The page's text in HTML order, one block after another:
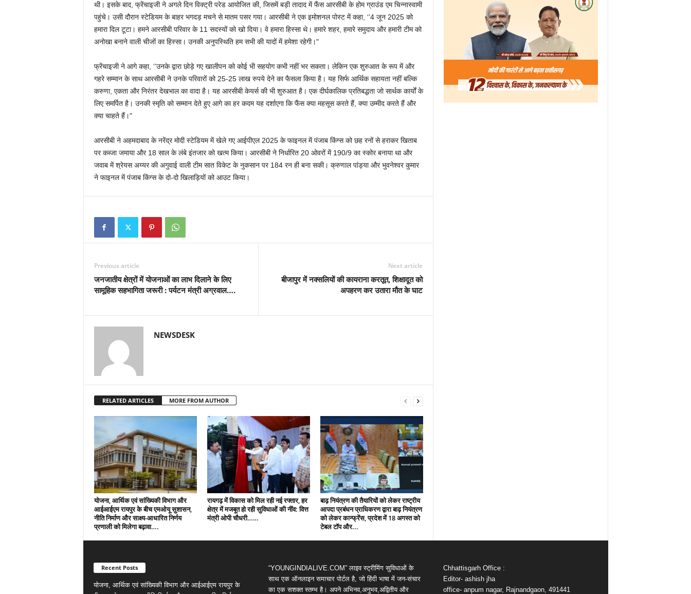
थी। इसके बाद, फ्रेंचाइजी ने अगले दिन विक्ट्री परेड आयोजित की, जिसमें बड़ी तादाद में फैंस आरसीबी के होम ग्राउंड एम चिन्नास्वामी
पहुंचे। उसी दौरान स्टेडियम के बाहर भगदड़ मचने से मातम पसर गया। आरसीबी ने एक इमोशनल पोस्ट में कहा, ‘’4 जून 2025 को
हमारा दिल टूटा। हमने आरसीबी परिवार के 11 सदस्यों को खो दिया। वे हमारा हिस्सा थे। हमारे शहर, हमारे समुदाय और हमारी टीम को
अनोखा बनाने वाली चीजों का हिस्सा। उनकी अनुपस्थिति हम सभी की यादों में हमेशा रहेगी।"
फ्रेंचाइजी ने आगे कहा, ‘’उनके द्वारा छोड़े गए खालीपन को कोई भी सहयोग कभी नहीं भर सकता। लेकिन एक शुरुआत के रूप में और
गहरे सम्मान के साथ आरसीबी ने उनके परिवारों को 25-25 लाख रुपये देने का फैसला किया है। यह सिर्फ आर्थिक सहायता नहीं बल्कि
करुणा, एकता और निरंतर देखभाल का वादा है। यह आरसीबी केयर्स की भी शुरुआत है। एक दीर्घकालिक प्रतिबद्धता जो सार्थक कार्यों के
लिए समर्पित है। उनकी स्मृति को सम्मान देते हुए आगे का हर कदम यह दर्शाएगा कि फैंस क्या महसूस करते हैं, क्या उम्मीद करते हैं और
क्या चाहते हैं।"
आरसीबी ने अहमदाबाद के नरेंद्र मोदी स्टेडियम में खेले गए आईपीएल 2025 के फाइनल में पंजाब किंग्स को छह रनों से हराकर खिताब
पर कब्जा जमाया और 18 साल के लंबे इंतजार को खत्म किया। आरसीबी ने निर्धारित 20 ओवरों में 190/9 का स्कोर बनाया था और
जवाब में श्रेयस अय्यर की अगुवाई वाली टीम सात विकेट के नुकसान पर 184 रन ही बना सकी। क्रुणाल पांड्या और भुवनेश्वर कुमार
ने फाइनल में पंजाब किंग्स के दो-दो खिलाड़ियों को आउट किया।
Previous article
जनजातीय क्षेत्रों में योजनाओं का लाभ दिलाने के लिए
सामूहिक सहभागिता जरूरी : पर्यटन मंत्री अग्रवाल….
Next article
बीजापुर में नक्सलियों की कायराना करतूत, शिक्षादूत को
अपहरण कर उतारा मौत के घाट
NEWSDESK
RELATED ARTICLES MORE FROM AUTHOR
योजना, आर्थिक एवं सांख्यिकी विभाग और
आईआईएम रायपुर के बीच एमओयू सुशासन,
नीति निर्माण और साक्ष्य-आधारित निर्णय
प्रणाली को मिलेगा बढ़ावा….
रायगढ़ में विकास को मिल रही नई रफ्तार, हर
क्षेत्र में मजबूत हो रही सुविधाओं की नींव: वित्त
मंत्री ओपी चौधरी……
बाढ़ नियंत्रण की तैयारियों को लेकर राष्ट्रीय
आपदा प्रबंधन प्राधिकरण द्वारा बाढ़ नियंत्रण
को लेकर कान्फ्रेंस, प्रदेश में 18 अगस्त को
टेबल टॉप और...
Recent Posts
योजना, आर्थिक एवं सांख्यिकी विभाग और आईआईएम रायपुर के
“YOUNGINDIALIVE.COM” लाइव स्ट्रीमिंग सुविधाओं के
साथ एक ऑनलाइन समाचार पोर्टल है, जो हिंदी भाषा में जन-संचार
का एक सशक्त स्तम्भ है। अपने अभिनव,अनुभव,अद्वितीय और
Chhattisgarh Office :
Editor- ashish jha
office- anpum nagar, Rajnandgaon, 491441